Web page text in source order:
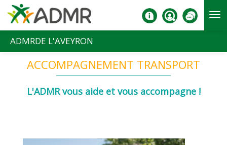
Aller au contenu principal
ADMRDE L'AVEYRON
ACCOMPAGNEMENT TRANSPORT
L'ADMR vous aide et vous accompagne !